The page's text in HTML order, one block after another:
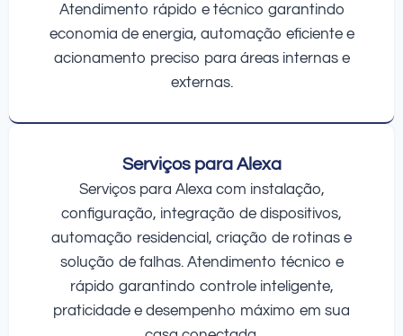
Atendimento rápido e técnico garantindo
economia de energia, automação eficiente e
acionamento preciso para áreas internas e
externas.
Serviços para Alexa
Serviços para Alexa com instalação,
configuração, integração de dispositivos,
automação residencial, criação de rotinas e
solução de falhas. Atendimento técnico e
rápido garantindo controle inteligente,
praticidade e desempenho máximo em sua